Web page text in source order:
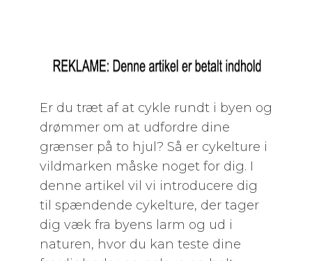
Er du træt af at cykle rundt i byen og
drømmer om at udfordre dine
grænser på to hjul? Så er cykelture i
vildmarken måske noget for dig. I
denne artikel vil vi introducere dig
til spændende cykelture, der tager
dig væk fra byens larm og ud i
naturen, hvor du kan teste dine